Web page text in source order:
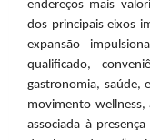
endereços mais
dos principais eixos
expansão
qualificado,
gastronomia, saúde,
movimento
associada à